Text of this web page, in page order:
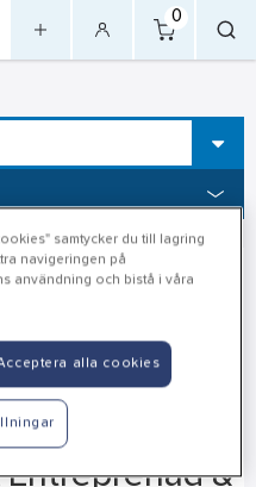
0
Entreprenad &
samtycker du till lagring
navigeringen på
användning och bistå i våra
alla cookies